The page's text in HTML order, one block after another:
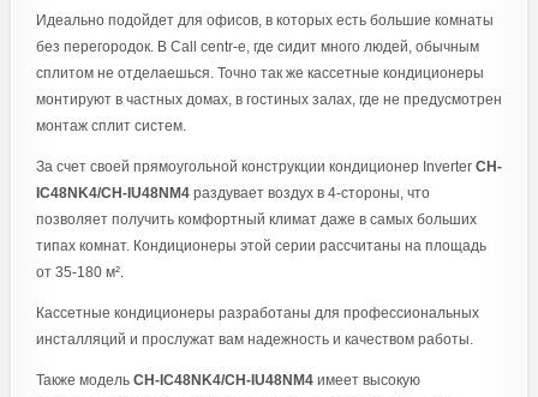
Идеально подойдет для офисов, в которых есть большие комнаты
без перегородок. В Call centr-е, где сидит много людей, обычным
сплитом не отделаешься. Точно так же кассетные кондиционеры
монтируют в частных домах, в гостиных залах, где не предусмотрен
монтаж сплит систем.
За счет своей прямоугольной конструкции кондиционер Inverter CH-
IC48NK4/CH-IU48NM4раздувает воздух в 4-стороны, что
позволяет получить комфортный климат даже в самых больших
типах комнат. Кондиционеры этой серии рассчитаны на площадь
от 35-180 м².
Кассетные кондиционеры разработаны для профессиональных
инсталляций и прослужат вам надежность и качеством работы.
Также модель CH-IC48NK4/CH-IU48NM4 имеет высокую